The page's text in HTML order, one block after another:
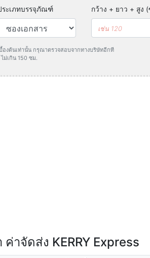
ระเภทบรรจุภัณฑ์ กว้าง + ยาว + สูง
องต้นเท่านั้น กรุณาตรวจสอบจากทางบริษัทอีกที
ม่เกิน 150 ซม.
ค่าจัดส่ง KERRY Express